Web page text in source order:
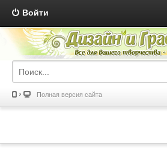
Войти
Полная версия сайта